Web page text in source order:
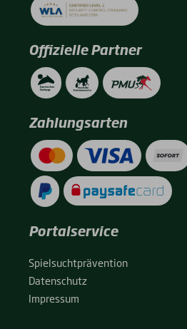
Offizielle Partner
Zahlungsarten
Portalservice
Spiel­sucht­prä­ven­ti­on
Daten­schutz
Impres­sum